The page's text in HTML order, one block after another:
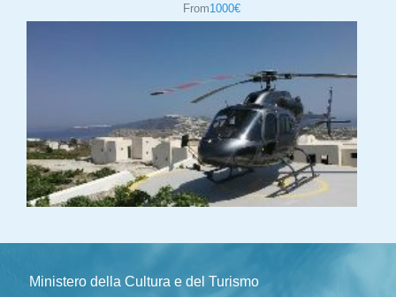
From1000€
Ministero della Cultura e del Turismo